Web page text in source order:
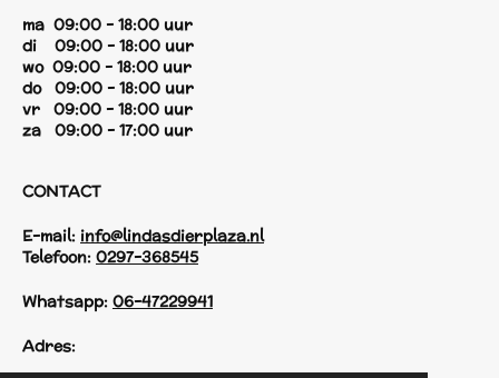
ma 09:00 - 18:00 uur
di 09:00 - 18:00 uur
wo 09:00 - 18:00 uur
do 09:00 - 18:00 uur
vr 09:00 - 18:00 uur
za 09:00 - 17:00 uur
CONTACT
E-mail: info@lindasdierplaza.nl
Telefoon: 0297-368545
Whatsapp: 06-47229941
Adres: